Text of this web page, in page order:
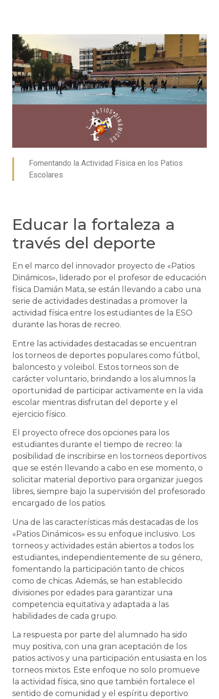
Fomentando la Actividad Física en los Patios
Escolares
Educar la fortaleza a
través del deporte
En el marco del innovador proyecto de «Patios
Dinámicos», liderado por el profesor de educación
física Damián Mata, se están llevando a cabo una
serie de actividades destinadas a promover la
actividad física entre los estudiantes de la ESO
durante las horas de recreo.
Entre las actividades destacadas se encuentran
los torneos de deportes populares como fútbol,
baloncesto y voleibol. Estos torneos son de
carácter voluntario, brindando a los alumnos la
oportunidad de participar activamente en la vida
escolar mientras disfrutan del deporte y el
ejercicio físico.
El proyecto ofrece dos opciones para los
estudiantes durante el tiempo de recreo: la
posibilidad de inscribirse en los torneos deportivos
que se estén llevando a cabo en ese momento, o
solicitar material deportivo para organizar juegos
libres, siempre bajo la supervisión del profesorado
encargado de los patios.
Una de las características más destacadas de los
«Patios Dinámicos» es su enfoque inclusivo. Los
torneos y actividades están abiertos a todos los
estudiantes, independientemente de su género,
fomentando la participación tanto de chicos
como de chicas. Además, se han establecido
divisiones por edades para garantizar una
competencia equitativa y adaptada a las
habilidades de cada grupo.
La respuesta por parte del alumnado ha sido
muy positiva, con una gran aceptación de los
patios activos y una participación entusiasta en los
torneos mixtos. Este enfoque no solo promueve
la actividad física, sino que también fortalece el
sentido de comunidad y el espíritu deportivo